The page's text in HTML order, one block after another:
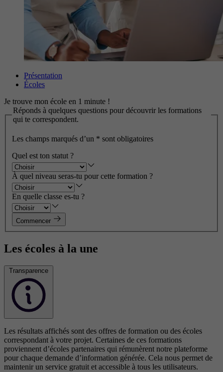
Présentation
Écoles
Je trouve mon école en 1 minute !
Réponds à quelques questions pour découvrir les formations
qui te correspondent.
Les champs marqués d’un * sont obligatoires
Quel est ton statut ?
À quel niveau seras-tu pour cette formation ?
En quelle classe es-tu ?
Commencer
Les écoles à la une
Transparence
Les résultats affichés sont des offres de formation ou des écoles
correspondant à votre projet. Certaines de ces formations
proviennent d’écoles partenaires qui rémunèrent notre plateforme
pour chaque demande d’information générée. Cela nous permet de
maintenir un service gratuit et accessible à tous les utilisateurs.